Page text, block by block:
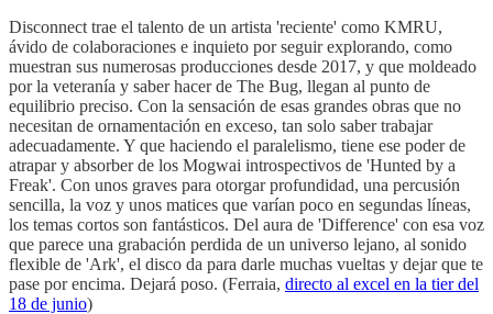
Disconnect trae el talento de un artista 'reciente' como KMRU,
ávido de colaboraciones e inquieto por seguir explorando, como
muestran sus numerosas producciones desde 2017, y que moldeado
por la veteranía y saber hacer de The Bug, llegan al punto de
equilibrio preciso. Con la sensación de esas grandes obras que no
necesitan de ornamentación en exceso, tan solo saber trabajar
adecuadamente. Y que haciendo el paralelismo, tiene ese poder de
atrapar y absorber de los Mogwai introspectivos de 'Hunted by a
Freak'. Con unos graves para otorgar profundidad, una percusión
sencilla, la voz y unos matices que varían poco en segundas líneas,
los temas cortos son fantásticos. Del aura de 'Difference' con esa voz
que parece una grabación perdida de un universo lejano, al sonido
flexible de 'Ark', el disco da para darle muchas vueltas y dejar que te
pase por encima. Dejará poso. (Ferraia, directo al excel en la tier del
18 de junio)